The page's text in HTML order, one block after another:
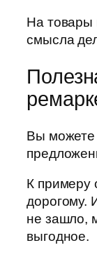
На товары
смысла
Вы можете
К примеру
дорогому.
не зашло,
выгодное.